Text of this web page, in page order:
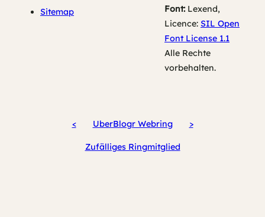
Sitemap
Font:Lexend,
Licence: SIL Open
Font License 1.1
Alle Rechte
vorbehalten.
< UberBlogr Webring >
Zufälliges Ringmitglied